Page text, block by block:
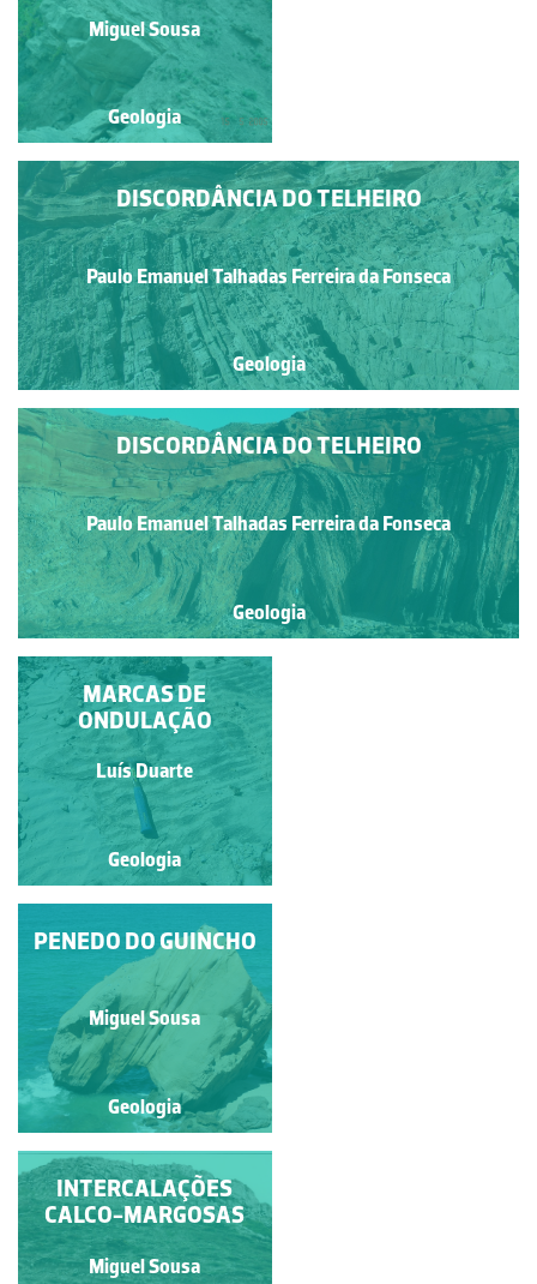
Paulo Emanuel Talhadas
Ferreira da Fonseca
Geologia
DISCORDÂNCIA DO TELHEIRO
Paulo Emanuel Talhadas Ferreira da Fonseca
Geologia
DISCORDÂNCIA DO TELHEIRO
Paulo Emanuel Talhadas Ferreira da Fonseca
Geologia
Miguel Sousa
Geologia
FALHA NORMAL
Miguel Sousa
Geologia
MARCAS DE
ONDULAÇÃO
Luís Duarte
Geologia
MARCAS DE
ONDULAÇÃO
Luís Duarte
Geologia
PENEDO DO GUINCHO
Miguel Sousa
Geologia
SÉRIE CARBONATADA
(CALCÁRIOS,
CALCÁRIOS
MARGOSOS E
Miguel Sousa
INTERCALAÇÕES
CALCO-MARGOSAS
Miguel Sousa